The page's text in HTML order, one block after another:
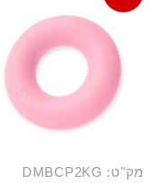
מק"ט: DMBCP2KG